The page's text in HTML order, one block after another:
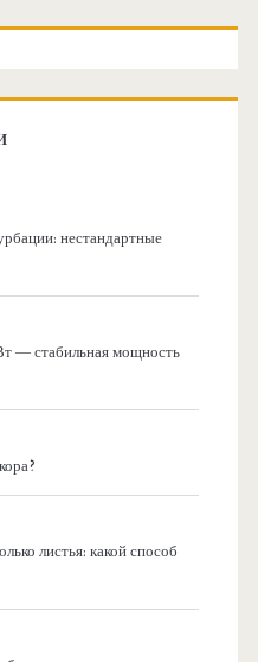
нестандартные
— стабильная мощность
листья: какой способ